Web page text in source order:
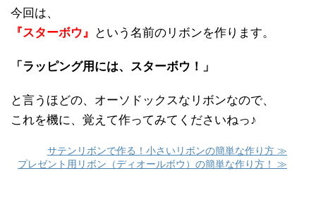
今回は、
『スターボウ』
という名前のリボンを作ります。
「ラッピング用には、スターボウ！」
と言うほどの、オーソドックスなリボンなので、
これを機に、覚えて作ってみてくださいねっ♪
サテンリボンで作る！小さいリボンの簡単な作り方 ≫
プレゼント用リボン（ディオールボウ）の簡単な作り方！ ≫